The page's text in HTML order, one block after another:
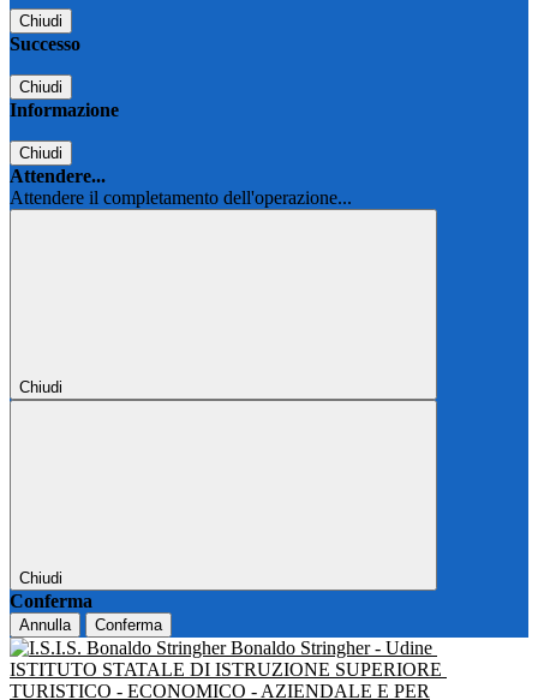
Chiudi
Successo
Chiudi
Informazione
Chiudi
Attendere...
Attendere il completamento dell'operazione...
Chiudi
Chiudi
Conferma
Annulla Conferma
Bonaldo Stringher - Udine
ISTITUTO STATALE DI ISTRUZIONE SUPERIORE
TURISTICO - ECONOMICO - AZIENDALE E PER